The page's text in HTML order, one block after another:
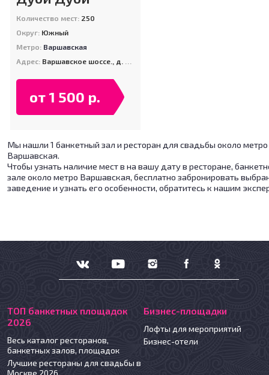
Количество мест: 250
Округ: Южный
Метро: Варшавская
Адрес: Варшавское шоссе., д. 95, к.1
от 1 500 р.
Мы нашли 1 банкетный зал и ресторан для свадьбы около метро
Варшавская.
Чтобы узнать наличие мест в на вашу дату в ресторане,
зале около метро Варшавская, бесплатно забронировать
заведение и узнать его особенности, обратитесь к нашим
ТОП банкетных площадок
2026
Весь каталог ресторанов,
банкетных залов, площадок
Лучшие рестораны для свадьбы в
Москве 2026
Бизнес-площадки
Лофты для мероприятий
Бизнес-отели